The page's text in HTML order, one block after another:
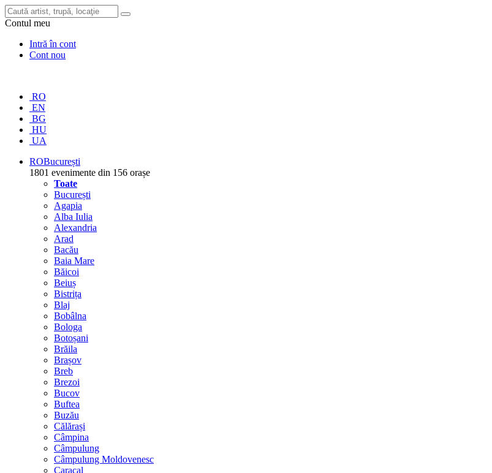
Contul meu
Intră în cont
Cont nou
RO
EN
BG
HU
UA
ROBucurești
1801 evenimente din 156 orașe
Toate
București
Agapia
Alba Iulia
Alexandria
Arad
Bacău
Baia Mare
Băicoi
Beiuș
Bistrița
Blaj
Bobâlna
Bologa
Botoșani
Brăila
Brașov
Breb
Brezoi
Bucov
Buftea
Buzău
Călărași
Câmpina
Câmpulung
Câmpulung Moldovenesc
Caracal